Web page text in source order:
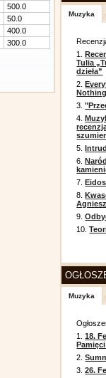
500.0
50.0
400.0
300.0
Muzyka
1.
Tulia
dzieła”
2.
3.
4.
5.
6.
7.Eidos
8.
9.
10.
Muzyka
1.18.
2.
3.26.